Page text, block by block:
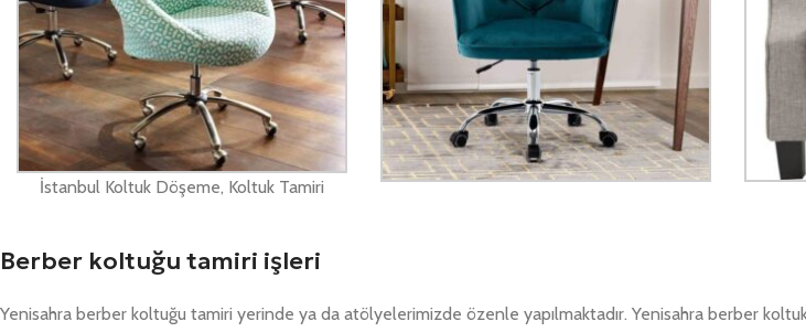
İstanbul Koltuk Döşeme, Koltuk Tamiri
Berber koltuğu tamiri işleri
Yenisahra berber koltuğu tamiri yerinde ya da atölyelerimizde özenle yapılmaktadır. Yenisahra berber